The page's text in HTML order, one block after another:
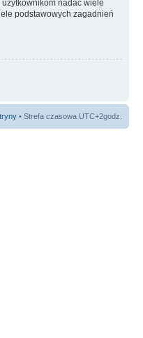
nadać wiele
podstawowych zagadnień
• Strefa czasowa UTC+2godz.